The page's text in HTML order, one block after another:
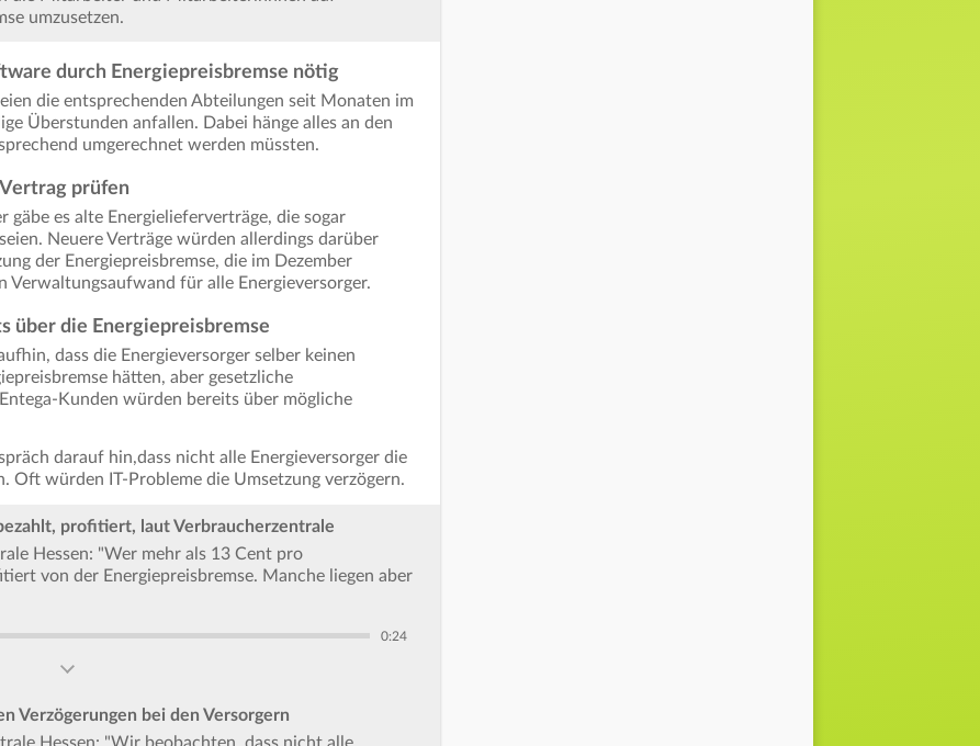
umzusetzen.
durch Energiepreisbremse nötig
die entsprechenden Abteilungen seit Monaten im
Überstunden anfallen. Dabei hänge alles an den
umgerechnet werden müssten.
prüfen
gäbe es alte Energielieferverträge, die sogar
Neuere Verträge würden allerdings darüber
der Energiepreisbremse, die im Dezember
Verwaltungsaufwand für alle Energieversorger.
über die Energiepreisbremse
dass die Energieversorger selber keinen
hätten, aber gesetzliche
Kunden würden bereits über mögliche
darauf hin,dass nicht alle Energieversorger die
Oft würden IT-Probleme die Umsetzung verzögern.
profitiert, laut Verbraucherzentrale
Hessen: "Wer mehr als 13 Cent pro
von der Energiepreisbremse. Manche liegen aber
0:24
Verzögerungen bei den Versorgern